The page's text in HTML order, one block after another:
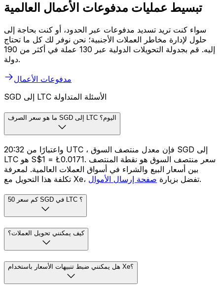
تبسيط عمليات مدفوعات الأعمال العالمية
سواء كنت تريد تسديد مدفوعات عبر الحدود، أو كنت بحاجة إلى
حلول لإدارة مخاطر العملات الأجنبية؛ نحن نوفر لك كل ما تحتاج
إليه. قم بجدولة التحويلات الدولية عبر 130 عملة في أكثر من 190
دولة.
مدفوعات الأعمال
SGD إلى LTC الأسئلة المتداولة
ما هو سعر الصرف SGD إلى LTC اليوم؟
واعتبارًا من 20:32 UTC ، فإن معدل منتصف السوق SGD إلى
LTC هو S$1 = Ł0.0171. سعر منتصف السوق هو نقطة المنتصف
بين أسعار البيع والشراء في أسواق العملات العالمية. لمعرفة
تكلفة هذا التحويل مع Xe، تفضل بزيارة صفحة إرسال الأموال .
كم سعر 50 SGD في LTC ؟
كيف يمكنني تحويل العملات؟
هل يمكنني ضبط تنبيهات الأسعار باستخدام Xe؟